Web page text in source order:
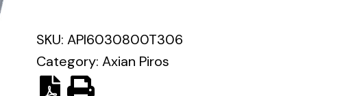
different uses
SKU: API6030800T306
Category: Axian Piros